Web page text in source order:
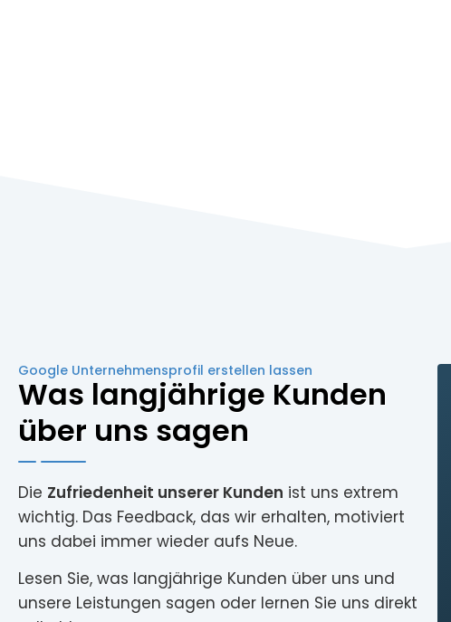
Google Unternehmensprofil erstellen lassen
Was langjährige Kunden
über uns sagen
Die Zufriedenheit unserer Kunden ist uns extrem
wichtig. Das Feedback, das wir erhalten, motiviert
uns dabei immer wieder aufs Neue.
Lesen Sie, was langjährige Kunden über uns und
unsere Leistungen sagen oder lernen Sie uns direkt
Sie haben vorbildliche, phänomenale Arbeit
geleistet! Die neue Seite ist ausgezeichnet
aufgebaut und gibt uns unendliche viele
sehe diese Website als absolutes
Aushängeschild für unseren Verband.
Großen Dank für diese hervorragende
Umsetzung von der Erstberatung bis zur
Fertigstellung!